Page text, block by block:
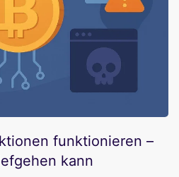
funktionieren –
kann